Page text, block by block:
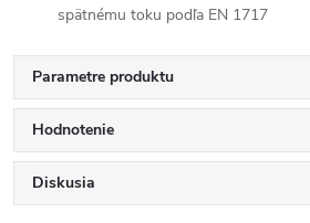
spätnému toku podľa EN 1717
Parametre produktu
Hodnotenie
Diskusia